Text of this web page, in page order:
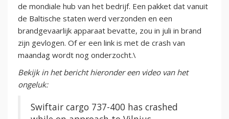
de mondiale hub van het bedrijf. Een pakket dat vanuit
de Baltische staten werd verzonden en een
brandgevaarlijk apparaat bevatte, zou in juli in brand
zijn gevlogen. Of er een link is met de crash van
maandag wordt nog onderzocht.\
Bekijk in het bericht hieronder een video van het
ongeluk:
Swiftair cargo 737-400 has crashed